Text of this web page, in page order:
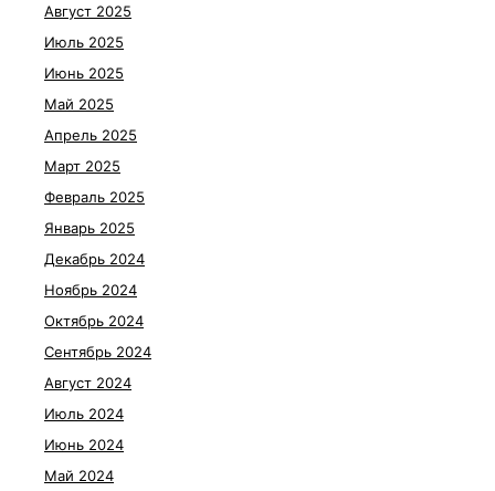
Август 2025
Июль 2025
Июнь 2025
Май 2025
Апрель 2025
Март 2025
Февраль 2025
Январь 2025
Декабрь 2024
Ноябрь 2024
Октябрь 2024
Сентябрь 2024
Август 2024
Июль 2024
Июнь 2024
Май 2024